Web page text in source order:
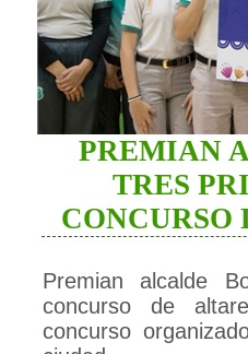
PREMIAN
TRES
CONCURSO
Premian alcalde
concurso de
concurso